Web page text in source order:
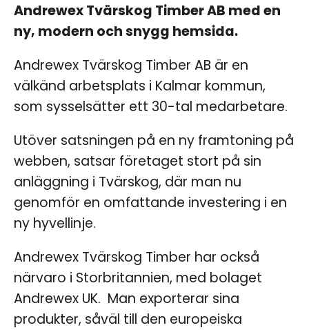
Andrewex Tvärskog Timber AB med en
ny, modern och snygg hemsida.
Andrewex Tvärskog Timber AB är en
välkänd arbetsplats i Kalmar kommun,
som sysselsätter ett 30-tal medarbetare.
Utöver satsningen på en ny framtoning på
webben, satsar företaget stort på sin
anläggning i Tvärskog, där man nu
genomför en omfattande investering i en
ny hyvellinje.
Andrewex Tvärskog Timber har också
närvaro i Storbritannien, med bolaget
Andrewex UK. Man exporterar sina
produkter, såväl till den europeiska